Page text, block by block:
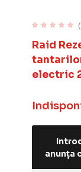
Raid
electric
anunța